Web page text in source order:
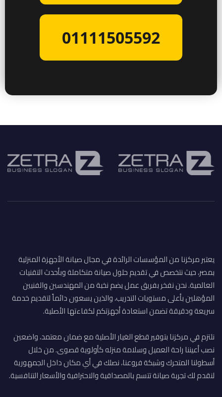
01111505592
يعتبر مركزنا من المؤسسات الرائدة في مجال صيانة الأجهزة المنزلية
بمصر، حيث نتخصص في تقديم حلول صيانة متكاملة وبأحدث التقنيات
العالمية. نحن نفخر بفريق عمل يضم نخبة من المهندسين والفنيين
المؤهلين بأعلى مستويات التدريب، والذين يسعون دائماً لتقديم خدمة
سريعة ودقيقة تضمن استعادة أجهزتكم لكفاءتها الأصلية.
نلتزم في مركزنا بتوفير قطع الغيار الأصلية مع ضمان معتمد، واضعين
نصب أعيننا راحة العميل وسلامة منزله كأولوية قصوى. من خلال
أسطولنا المتحرك وشبكة فروعنا، نصلك في أي مكان داخل الجمهورية
لنقدم لك تجربة صيانة تتسم بالمصداقية والاحترافية والأسعار التنافسية.